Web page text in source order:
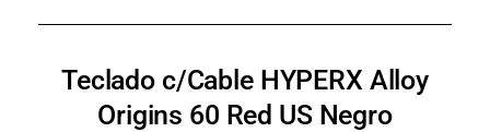
Teclado c/Cable HYPERX Alloy
Origins 60 Red US Negro